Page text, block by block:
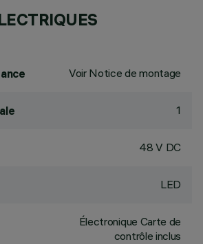
Voir Notice de montage
1
48 V DC
LED
Électronique Carte de
contrôle inclus